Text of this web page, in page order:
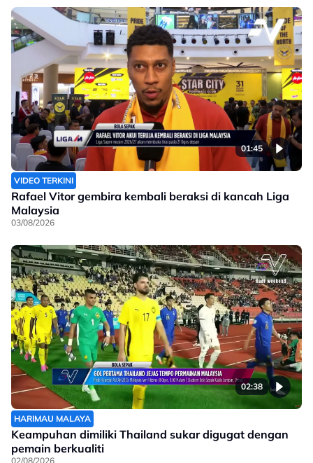
01:45
VIDEO TERKINI
Rafael Vitor gembira kembali beraksi di kancah Liga
Malaysia
03/08/2026
02:38
HARIMAU MALAYA
Keampuhan dimiliki Thailand sukar digugat dengan
pemain berkualiti
02/08/2026